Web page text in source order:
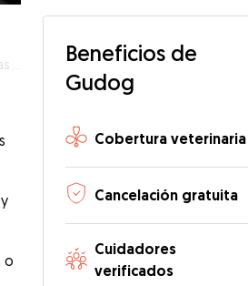
o
Beneficios de
Gudog
Cobertura veterinaria
Cancelación gratuita
Cuidadores
verificados